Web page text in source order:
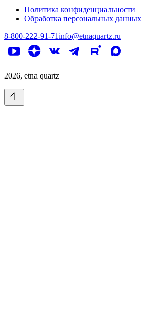
Политика конфиденциальности
Обработка персональных данных
8-800-222-91-71info@etnaquartz.ru
2026, etna quartz